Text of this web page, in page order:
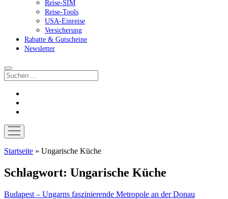
Reise-SIM
Reise-Tools
USA-Einreise
Versicherung
Rabatte & Gutscheine
Newsletter
Suchen
Menü
öffnen
Startseite » Ungarische Küche
Schlagwort: Ungarische Küche
Budapest – Ungarns faszinierende Metropole an der Donau